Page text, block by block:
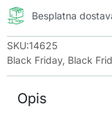
Besplatna
SKU:14625
Black Friday, Black
Opis